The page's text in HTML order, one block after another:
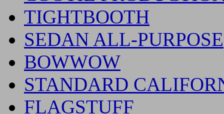
TIGHTBOOTH
SEDAN ALL-PURPOSE
BOWWOW
STANDARD
FLAGSTUFF